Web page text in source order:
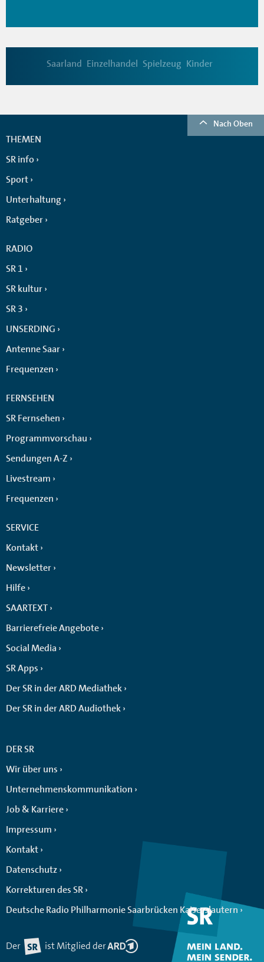
Saarland Einzelhandel Spielzeug Kinder
Nach Oben
THEMEN
SR info
Sport
Unterhaltung
Ratgeber
RADIO
SR 1
SR kultur
SR 3
UNSERDING
Antenne Saar
Frequenzen
FERNSEHEN
SR Fernsehen
Programmvorschau
Sendungen A-Z
Livestream
Frequenzen
SERVICE
Kontakt
Newsletter
Hilfe
SAARTEXT
Barrierefreie Angebote
Social Media
SR Apps
Der SR in der ARD Mediathek
Der SR in der ARD Audiothek
DER SR
Wir über uns
Unternehmenskommunikation
Job & Karriere
Impressum
Kontakt
Datenschutz
Korrekturen des SR
Deutsche Radio Philharmonie Saarbrücken Kaiserslautern
Der ist Mitglied der